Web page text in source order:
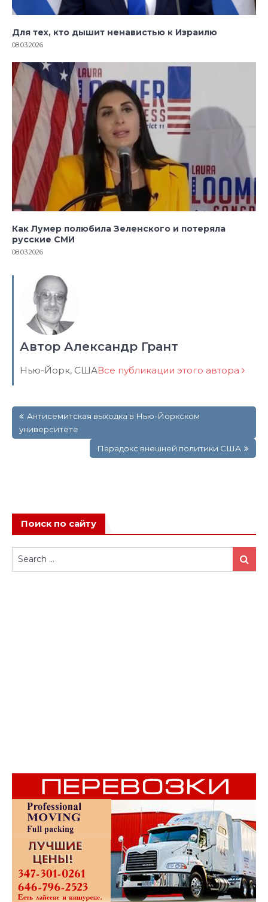
Для тех, кто дышит ненавистью к Израилю
08.03.2026
Как Лумер полюбила Зеленского и потеряла
русские СМИ
08.03.2026
Автор Александр Грант
Нью-Йорк, СШАВсе публикации этого автора
по
записям
Антисемитская выходка в Нью-Йоркском
университете
Парадокс внешней политики США
Поиск по сайту
Search
for:
Search